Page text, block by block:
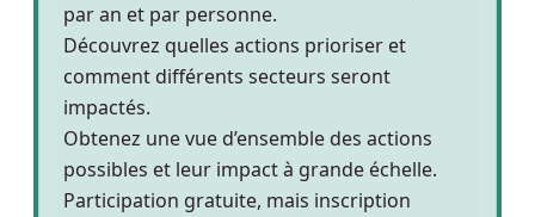
par an et par personne.
Découvrez quelles actions prioriser et
comment différents secteurs seront
impactés.
Obtenez une vue d’ensemble des actions
possibles et leur impact à grande échelle.
Participation gratuite, mais inscription